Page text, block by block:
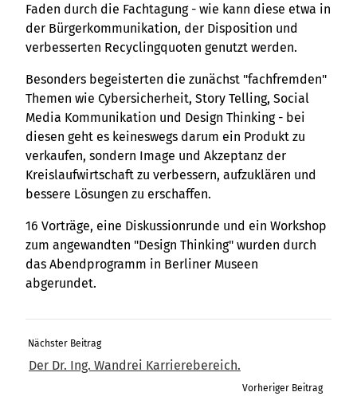
Faden durch die Fachtagung - wie kann diese etwa in
der Bürgerkommunikation, der Disposition und
verbesserten Recyclingquoten genutzt werden.
Besonders begeisterten die zunächst "fachfremden"
Themen wie Cybersicherheit, Story Telling, Social
Media Kommunikation und Design Thinking - bei
diesen geht es keineswegs darum ein Produkt zu
verkaufen, sondern Image und Akzeptanz der
Kreislaufwirtschaft zu verbessern, aufzuklären und
bessere Lösungen zu erschaffen.
16 Vorträge, eine Diskussionrunde und ein Workshop
zum angewandten "Design Thinking" wurden durch
das Abendprogramm in Berliner Museen
abgerundet.
Nächster Beitrag
Der Dr. Ing. Wandrei Karrierebereich.
Vorheriger Beitrag